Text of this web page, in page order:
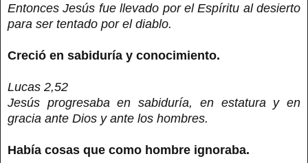
Entonces Jesús fue llevado por el Espíritu al desierto
para ser tentado por el diablo.
Creció en sabiduría y conocimiento.
Lucas 2,52
Jesús progresaba en sabiduría, en estatura y en
gracia ante Dios y ante los hombres.
Había cosas que como hombre ignoraba.